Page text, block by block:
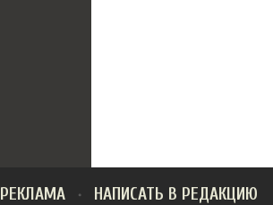
РЕКЛАМА НАПИСАТЬ В РЕДАКЦИЮ